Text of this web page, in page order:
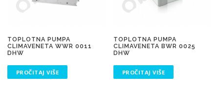
TOPLOTNA PUMPA
CLIMAVENETA WWR 0011
DHW
PROČITAJ VIŠE
TOPLOTNA PUMPA
CLIMAVENETA BWR 0025
DHW
PROČITAJ VIŠE